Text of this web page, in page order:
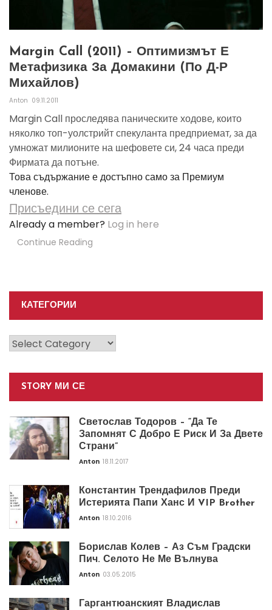
Margin Call (2011) – Оптимизмът Е
Метафизика За Домакини (по Д-Р
Михайлов)
Anton 09.11.2011
Margin Call проследява паническите ходове, които
няколко топ-уолстрийт спекуланта предприемат, за да
умножат милионите на шефовете си, 24 часа преди
Фирмата да потъне.
Това съдържание е достъпно само за Премиум
членове.
Присъедини се сега
Already a member? Log in here
Continue Reading
КАТЕГОРИИ
Категории
STORY МИ СЕ
Светослав Тодоров – “Да Те
Запомнят С Добро Е Риск И За Двете
Страни”
Anton 18.11.2017
Константин Трендафилов Преди
Истерията Папи Ханс И VIP Brother
Anton 18.10.2016
Борислав Колев – Аз Съм Градски
Пич. Селото Не Ме Вълнува
Anton 03.05.2015
Гаргантюанският Владислав